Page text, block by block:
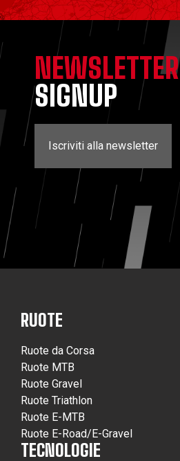
NEWSLETTER
SIGNUP
Iscriviti alla newsletter
RUOTE
Ruote da Corsa
Ruote MTB
Ruote Gravel
Ruote Triathlon
Ruote E-MTB
Ruote E-Road/E-Gravel
TECNOLOGIE